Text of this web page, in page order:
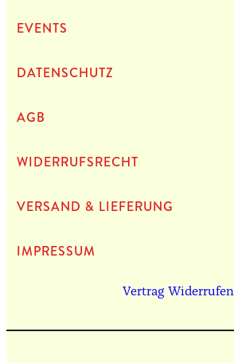
EVENTS
DATEN­SCHUTZ
AGB
WIDERRUFSRECHT
VERSAND & LIEFERUNG
IMPRES­SUM
Vertrag Widerrufen